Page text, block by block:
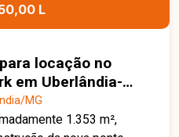
L
locação no
em Uberlândia-
MG
1.353 m²,